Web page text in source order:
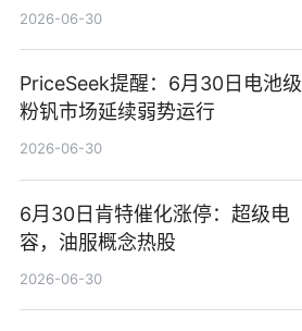
2026-06-30
PriceSeek提醒：6月30日电池级
粉钒市场延续弱势运行
2026-06-30
6月30日肯特催化涨停：超级电
容，油服概念热股
2026-06-30